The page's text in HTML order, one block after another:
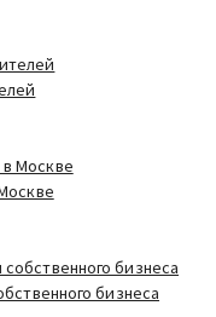
бизнеса